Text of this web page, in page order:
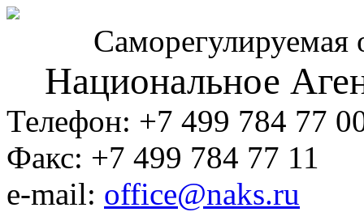
Саморегулируемая
Национальное
Телефон: +7 499 784 77
Факс: +7 499 784 77 11
e-mail: office@naks.ru